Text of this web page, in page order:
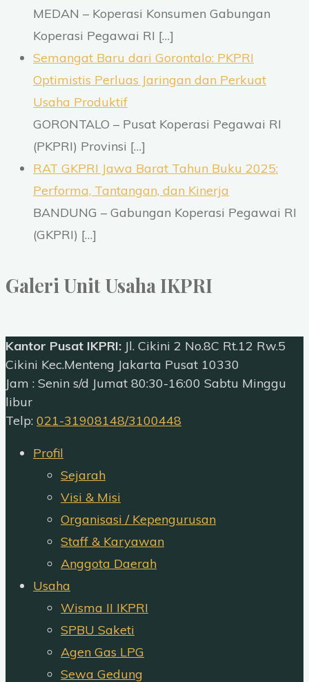
MEDAN – Koperasi Konsumen Gabungan
Koperasi Pegawai RI […]
Semangat Baru dari Gorontalo: PKPRI
Optimistis Perluas Jaringan dan Perkuat
Usaha Produktif
GORONTALO – Pusat Koperasi Pegawai RI
(PKPRI) Provinsi […]
RAT GKPRI Jawa Barat Tahun Buku 2025:
Performa, Tantangan, dan Kinerja
BANDUNG – Gabungan Koperasi Pegawai RI
(GKPRI) […]
Galeri Unit Usaha IKPRI
Kantor Pusat IKPRI: Jl. Cikini 2 No.8C Rt.12 Rw.5
Cikini Kec.Menteng Jakarta Pusat 10330
Jam : Senin s/d Jumat 80:30-16:00 Sabtu Minggu
libur
Telp: 021-31908148/3100448
Profil
Sejarah
Visi & Misi
Organisasi / Kepengurusan
Staff & Karyawan
Anggota Daerah
Usaha
Wisma II IKPRI
SPBU Saketi
Agen Gas LPG
Sewa Gedung